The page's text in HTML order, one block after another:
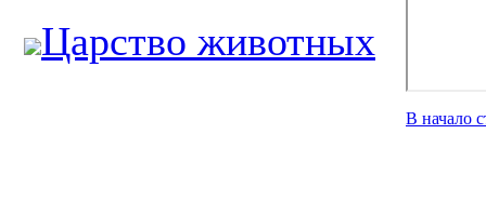
Царство животных
В начало